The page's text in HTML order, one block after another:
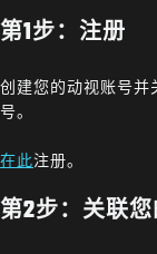
第1步：注册
创建您的动视账号
号。
在此注册。
第2步：关联